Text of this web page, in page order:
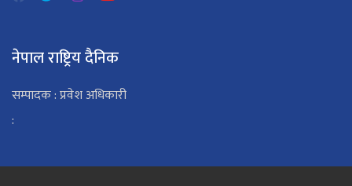
नेपाल राष्ट्रिय दैनिक
सम्पादक : प्रवेश अधिकारी
: